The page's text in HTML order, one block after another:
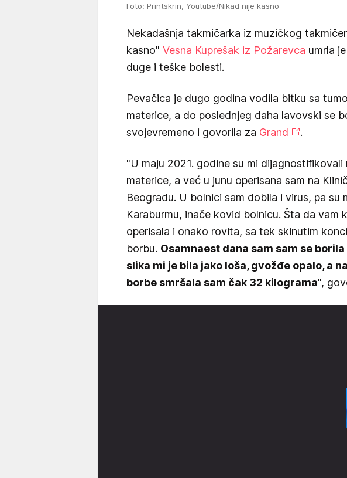
Foto: Printskrin, Youtube/Nikad nije kasno
Nekadašnja takmičarka iz muzičkog
kasno" Vesna Kuprešak iz Požarevca umrla
duge i teške bolesti.
Pevačica je dugo godina vodila bitku sa
materice, a do poslednjeg daha lavovski se
svojevremeno i govorila za Grand .
"U maju 2021. godine su mi dijagnostifikovali
materice, a već u junu operisana sam na
Beogradu. U bolnici sam dobila i virus, pa su
Karaburmu, inače kovid bolnicu. Šta da vam
operisala i onako rovita, sa tek skinutim
borbu. Osamnaest dana sam sam se
slika mi je bila jako loša, gvožđe opalo, a
borbe smršala sam čak 32 kilograma",